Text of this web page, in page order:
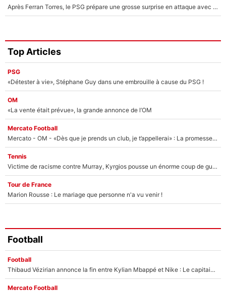
Après Ferran Torres, le PSG prépare une grosse surprise en attaque avec un joueur que vous connaissez déjà !
Top Articles
PSG
«Détester à vie», Stéphane Guy dans une embrouille à cause du PSG !
OM
«La vente était prévue», la grande annonce de l’OM
Mercato Football
Mercato - OM - «Dès que je prends un club, je t’appellerai» : La promesse de Marcelino au moment de claquer la porte
Tennis
Victime de racisme contre Murray, Kyrgios pousse un énorme coup de gueule !
Tour de France
Marion Rousse : Le mariage que personne n'a vu venir !
Football
Football
Thibaud Vézirian annonce la fin entre Kylian Mbappé et Nike : Le capitaine de l'équipe de France lui répond sur Instagram !
Mercato Football